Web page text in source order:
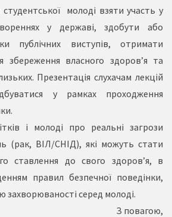
молоді взяти участь у
у державі, здобути або
публічних виступів, отримати
збереження власного здоров’я та
Презентація слухачам лекцій
у рамках проходження
і молоді про реальні загрози
(рак, ВІЛ/СНІД), які можуть стати
ставлення до свого здоров’я, в
правил безпечної поведінки,
серед молоді.
З повагою,